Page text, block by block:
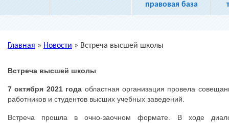
правовая база
Главная » Новости » Встреча высшей школы
Встреча высшей школы
7 октября 2021 года областная организация провела
работников и студентов высших учебных заведений.
Встреча прошла в очно-заочном формате. В ходе